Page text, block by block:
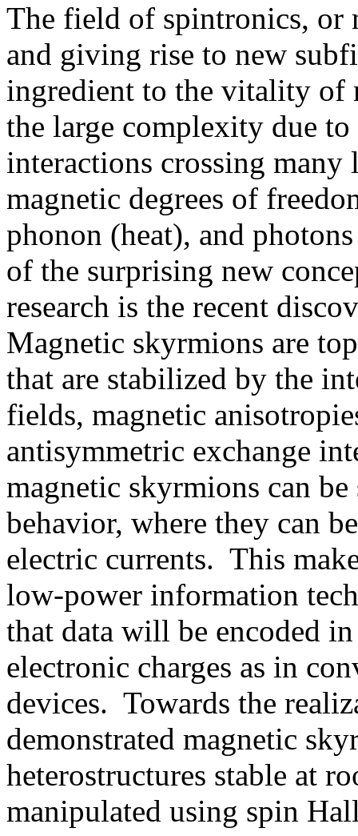
The field of spintronics, or
and giving rise to new
ingredient to the vitality of
the large complexity due
interactions crossing many
magnetic degrees of
phonon (heat), and
of the surprising new
research is the recent
Magnetic skyrmions are
that are stabilized by the
fields, magnetic
antisymmetric exchange
magnetic skyrmions can
behavior, where they can
electric currents. This
low-power information
that data will be encoded
electronic charges as in
devices. Towards the
demonstrated magnetic
heterostructures stable at
manipulated using spin